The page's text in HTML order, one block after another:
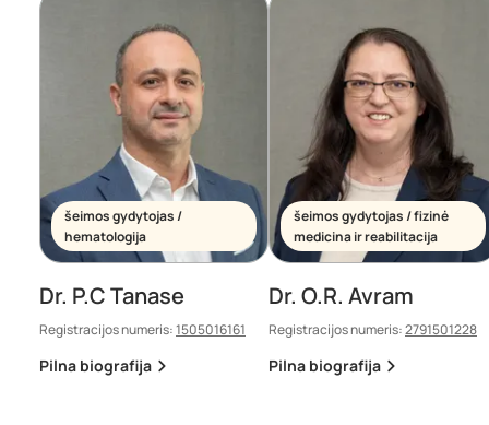
šeimos gydytojas /
hematologija
Dr. P.C Tanase
Registracijos numeris:1505016161
Pilna biografija
šeimos gydytojas / fizinė
medicina ir reabilitacija
Dr. O.R. Avram
Registracijos numeris:2791501228
Pilna biografija